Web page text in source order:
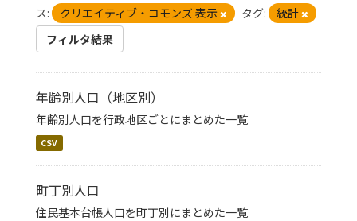
ス:
クリエイティブ・コモンズ 表示 タグ:
統計
フィルタ結果
年齢別人口（地区別）
年齢別人口を行政地区ごとにまとめた一覧
CSV
町丁別人口
住民基本台帳人口を町丁別にまとめた一覧